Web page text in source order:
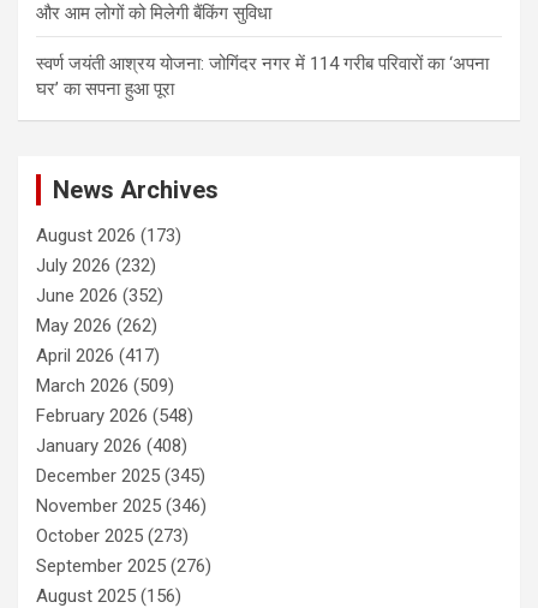
और आम लोगों को मिलेगी बैंकिंग सुविधा
स्वर्ण जयंती आश्रय योजना: जोगिंदर नगर में 114 गरीब परिवारों का ‘अपना
घर’ का सपना हुआ पूरा
News Archives
August 2026 (173)
July 2026 (232)
June 2026 (352)
May 2026 (262)
April 2026 (417)
March 2026 (509)
February 2026 (548)
January 2026 (408)
December 2025 (345)
November 2025 (346)
October 2025 (273)
September 2025 (276)
August 2025 (156)